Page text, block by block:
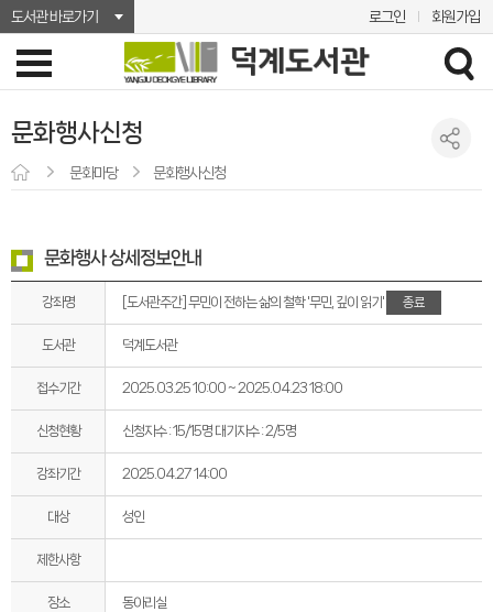
도서관 바로가기 로그인 회원가입
문화행사신청
문화마당 문화행사신청
문화행사 상세정보안내
강좌명 [도서관주간] 무민이 전하는 삶의 철학 '무민, 깊이 읽기' 종료
도서관 덕계도서관
접수기간 2025.03.25 10:00 ~ 2025.04.23 18:00
신청현황 신청자수 : 15/15명 대기자수 : 2/5명
강좌기간 2025.04.27 14:00
대상 성인
제한사항
장소 동아리실